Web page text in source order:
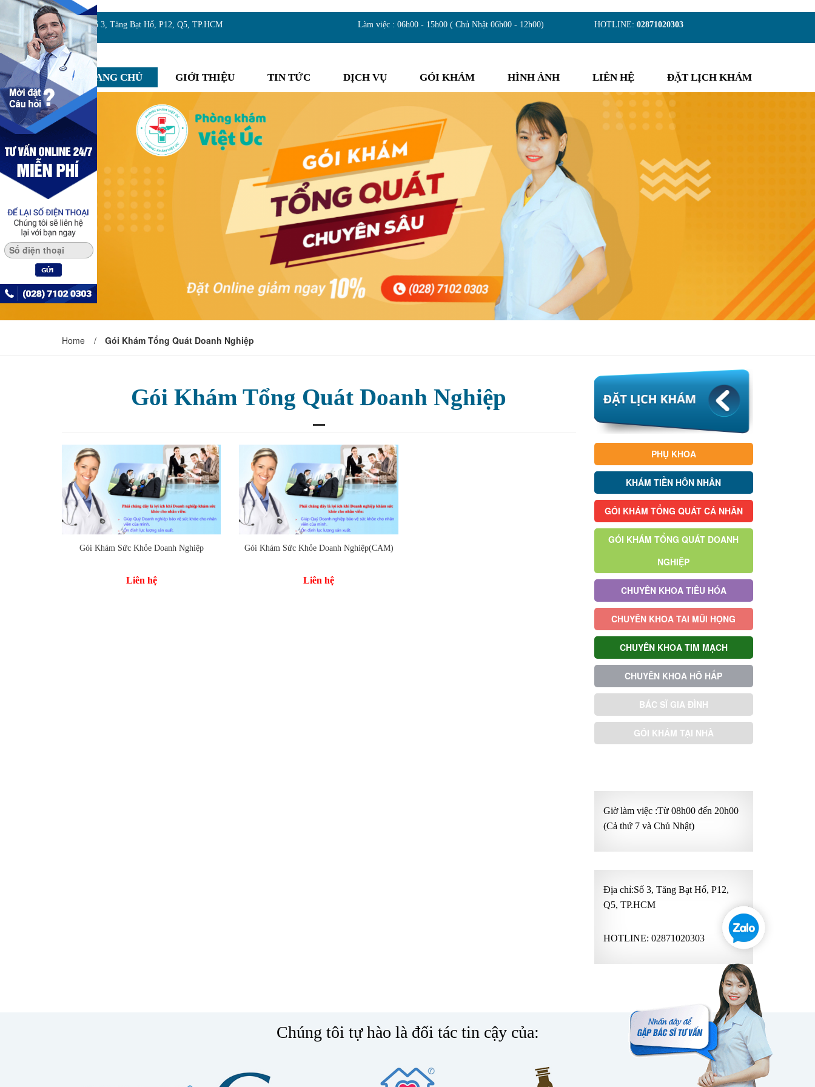
Địa chỉ:Số 3, Tăng Bạt Hổ, P12, Q5, TP.HCM Làm việc : 06h00 - 15h00 ( Chủ Nhật 06h00 - 12h00) HOTLINE: 02871020303
TRANG CHỦ GIỚI THIỆU TIN TỨC DỊCH VỤ GÓI KHÁM HÌNH ẢNH LIÊN HỆ ĐẶT LỊCH KHÁM
Home / Gói Khám Tổng Quát Doanh Nghiệp
Gói Khám Tổng Quát Doanh Nghiệp
Gói Khám Sức Khỏe Doanh Nghiệp
Liên hệ
Gói Khám Sức Khỏe Doanh Nghiệp(CAM)
Liên hệ
PHỤ KHOA
KHÁM TIỀN HÔN NHÂN
GÓI KHÁM TỔNG QUÁT CÁ NHÂN
GÓI KHÁM TỔNG QUÁT DOANH
NGHIỆP
CHUYÊN KHOA TIÊU HÓA
CHUYÊN KHOA TAI MŨI HỌNG
CHUYÊN KHOA TIM MẠCH
CHUYÊN KHOA HÔ HẤP
BÁC SĨ GIA ĐÌNH
GÓI KHÁM TẠI NHÀ
Giờ làm việc :Từ 08h00 đến 20h00
(Cả thứ 7 và Chủ Nhật)
Địa chỉ:Số 3, Tăng Bạt Hổ, P12,
Q5, TP.HCM
HOTLINE: 02871020303
Chúng tôi tự hào là đối tác tin cậy của: